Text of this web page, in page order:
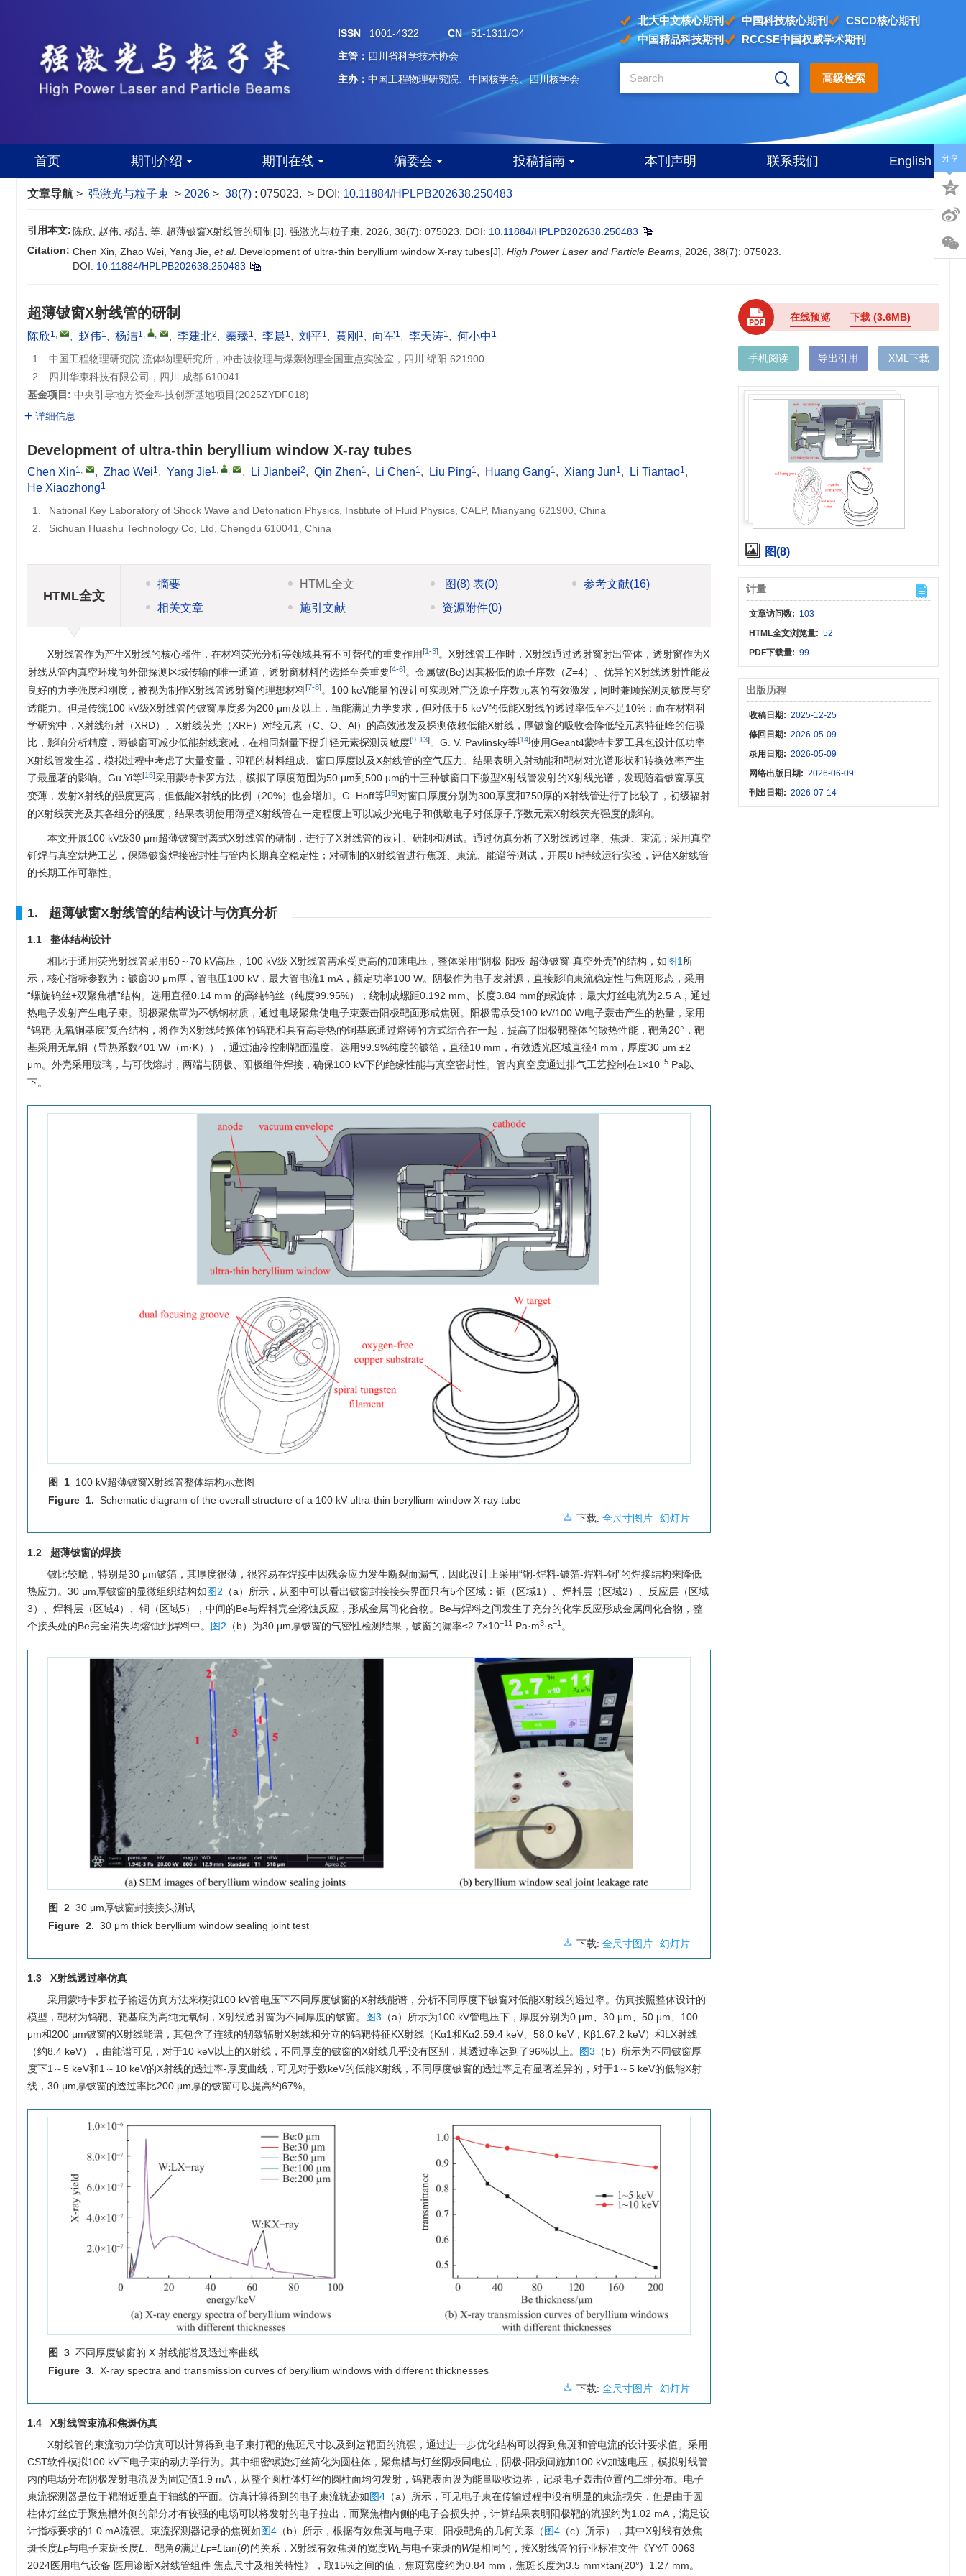
ISSN 1001-4322 CN51-1311/O4
主管： 四川省科学技术协会
主办：中国工程物理研究院、中国核学会、四川核学会
北大中文核心期刊 中国科技核心期刊
CSCD核心期刊
中国精品科技期刊
RCCSE中国权威学术期刊
高级检索
首页 期刊介绍 期刊在线 编委会 投稿指南 本刊声明 联系我们 English
文章导航 > 强激光与粒子束 > 2026 > 38(7) : 075023. > DOI: 10.11884/HPLPB202638.250483
引用本文: 陈欣, 赵伟, 杨洁, 等. 超薄铍窗X射线管的研制[J]. 强激光与粒子束, 2026, 38(7): 075023. DOI: 10.11884/HPLPB202638.250483
Citation: Chen Xin, Zhao Wei, Yang Jie, et al. Development of ultra-thin beryllium window X-ray tubes[J]. High Power Laser and Particle Beams , 2026, 38(7): 075023.
DOI: 10.11884/HPLPB202638.250483
超薄铍窗X射线管的研制
陈欣1, , 赵伟1, 杨洁1, , , 李建北2, 秦臻1, 李晨1, 刘平1, 黄刚 1, 向军1, 李天涛1, 何小中 1
1.
中国工程物理研究院 流体物理研究所，冲击波物理与爆轰物理全国重点实验室，四川 绵阳 621900
2.
四川华束科技有限公司，四川 成都 610041
基金项目: 中央引导地方资金科技创新基地项目(2025ZYDF018)
详细信息
Development of ultra-thin beryllium window X-ray tubes
Chen Xin1, , Zhao Wei1, Yang Jie1, , , Li Jianbei2, Qin Zhen1, Li Chen1, Liu Ping1, Huang Gang1, Xiang Jun1, Li Tiantao1,
He Xiaozhong1
1.
National Key Laboratory of Shock Wave and Detonation Physics, Institute of Fluid Physics, CAEP, Mianyang 621900, China
2.
Sichuan Huashu Technology Co, Ltd, Chengdu 610041, China
HTML全文
摘要 HTML全文 图 (8)表(0) 参考文献(16)
相关文章
施引文献 资源附件(0)
X射线管作为产生X射线的核心器件，在材料荧光分析等领域具有不可替代的重要作用[1-3]。X射线管工作时，X射线通过透射窗射出管体，透射窗作为X
射线从管内真空环境向外部探测区域传输的唯一通道，透射窗材料的选择至关重要[4-6]。金属铍(Be)因其极低的原子序数（Z=4）、优异的X射线透射性能及
良好的力学强度和刚度，被视为制作X射线管透射窗的理想材料[7-8]。100 keV能量的设计可实现对广泛原子序数元素的有效激发，同时兼顾探测灵敏度与穿
透能力。但是传统100 kV级X射线管的铍窗厚度多为200 μm及以上，虽能满足力学要求，但对低于5 keV的低能X射线的透过率低至不足10%；而在材料科
学研究中，X射线衍射（XRD）、X射线荧光（XRF）对轻元素（C、O、Al）的高效激发及探测依赖低能X射线，厚铍窗的吸收会降低轻元素特征峰的信噪
比，影响分析精度，薄铍窗可减少低能射线衰减，在相同剂量下提升轻元素探测灵敏度[9-13]。G. V. Pavlinsky等[14]使用Geant4蒙特卡罗工具包设计低功率
X射线管发生器，模拟过程中考虑了大量变量，即靶的材料组成、窗口厚度以及X射线管的空气压力。结果表明入射动能和靶材对光谱形状和转换效率产生
了最显著的影响。Gu Yi等[15]采用蒙特卡罗方法，模拟了厚度范围为50 μm到500 μm的十三种铍窗口下微型X射线管发射的X射线光谱，发现随着铍窗厚度
变薄，发射X射线的强度更高，但低能X射线的比例（20%）也会增加。G. Hoff等[16]对窗口厚度分别为300厚度和750厚的X射线管进行了比较了，初级辐射
的X射线荧光及其各组分的强度，结果表明使用薄壁X射线管在一定程度上可以减少光电子和俄歇电子对低原子序数元素X射线荧光强度的影响。
本文开展100 kV级30 μm超薄铍窗封离式X射线管的研制，进行了X射线管的设计、研制和测试。通过仿真分析了X射线透过率、焦斑、束流；采用真空
钎焊与真空烘烤工艺，保障铍窗焊接密封性与管内长期真空稳定性；对研制的X射线管进行焦斑、束流、能谱等测试，开展8 h持续运行实验，评估X射线管
的长期工作可靠性。
1. 超薄铍窗X射线管的结构设计与仿真分析
1.1 整体结构设计
相比于通用荧光射线管采用50～70 kV高压，100 kV级 X射线管需承受更高的加速电压，整体采用“阴极-阳极-超薄铍窗-真空外壳”的结构，如图1 所
示，核心指标参数为：铍窗30 μm厚，管电压100 kV，最大管电流1 mA，额定功率100 W。阴极作为电子发射源，直接影响束流稳定性与焦斑形态，采用
“螺旋钨丝+双聚焦槽”结构。选用直径0.14 mm 的高纯钨丝（纯度99.95%），绕制成螺距0.192 mm、长度3.84 mm的螺旋体，最大灯丝电流为2.5 A，通过
热电子发射产生电子束。阴极聚焦罩为不锈钢材质，通过电场聚焦使电子束轰击阳极靶面形成焦斑。阳极需承受100 kV/100 W电子轰击产生的热量，采用
“钨靶-无氧铜基底”复合结构，将作为X射线转换体的钨靶和具有高导热的铜基底通过熔铸的方式结合在一起，提高了阳极靶整体的散热性能，靶角20°，靶
基采用无氧铜（导热系数401 W/（m·K）），通过油冷控制靶面温度。选用99.9%纯度的铍箔，直径10 mm，有效透光区域直径4 mm，厚度30 μm ±2
μm。外壳采用玻璃，与可伐熔封，两端与阴极、阳极组件焊接，确保100 kV下的绝缘性能与真空密封性。管内真空度通过排气工艺控制在1×10−5 Pa以
下。
图 1 100 kV超薄铍窗X射线管整体结构示意图
Figure 1. Schematic diagram of the overall structure of a 100 kV ultra-thin beryllium window X-ray tube
下载: 全尺寸图片 幻灯片
1.2 超薄铍窗的焊接
铍比较脆，特别是30 μm铍箔，其厚度很薄，很容易在焊接中因残余应力发生断裂而漏气，因此设计上采用“铜-焊料-铍箔-焊料-铜”的焊接结构来降低
热应力。30 μm厚铍窗的显微组织结构如图2 （a）所示，从图中可以看出铍窗封接接头界面只有5个区域：铜（区域1）、焊料层（区域2）、反应层（区域
3）、焊料层（区域4）、铜（区域5），中间的Be与焊料完全溶蚀反应，形成金属间化合物。Be与焊料之间发生了充分的化学反应形成金属间化合物，整
个接头处的Be完全消失均熔蚀到焊料中。 图2 （b）为30 μm厚铍窗的气密性检测结果，铍窗的漏率≤2.7×10−11 Pa·m3·s−1 。
图 2 30 μm厚铍窗封接接头测试
Figure 2. 30 μm thick beryllium window sealing joint test
下载: 全尺寸图片 幻灯片
1.3 X射线透过率仿真
采用蒙特卡罗粒子输运仿真方法来模拟100 kV管电压下不同厚度铍窗的X射线能谱，分析不同厚度下铍窗对低能X射线的透过率。仿真按照整体设计的
模型，靶材为钨靶、靶基底为高纯无氧铜，X射线透射窗为不同厚度的铍窗。 图3 （a）所示为100 kV管电压下，厚度分别为0 μm、30 μm、50 μm、100
μm和200 μm铍窗的X射线能谱，其包含了连续的轫致辐射X射线和分立的钨靶特征KX射线（Kα1和Kα2:59.4 keV、58.0 keV，Kβ1:67.2 keV）和LX射线
（约8.4 keV），由能谱可见，对于10 keV以上的X射线，不同厚度的铍窗的X射线几乎没有区别，其透过率达到了96%以上。 图3 （b）所示为不同铍窗厚
度下1～5 keV和1～10 keV的X射线的透过率-厚度曲线，可见对于数keV的低能X射线，不同厚度铍窗的透过率是有显著差异的，对于1～5 keV的低能X射
线，30 μm厚铍窗的透过率比200 μm厚的铍窗可以提高约67%。
图 3 不同厚度铍窗的 X 射线能谱及透过率曲线
Figure 3. X-ray spectra and transmission curves of beryllium windows with different thicknesses
下载: 全尺寸图片 幻灯片
1.4 X射线管束流和焦斑仿真
X射线管的束流动力学仿真可以计算得到电子束打靶的焦斑尺寸以及到达靶面的流强，通过进一步优化结构可以得到焦斑和管电流的设计要求值。采用
CST软件模拟100 kV下电子束的动力学行为。其中细密螺旋灯丝简化为圆柱体，聚焦槽与灯丝阴极同电位，阴极-阳极间施加100 kV加速电压，模拟射线管
内的电场分布阴极发射电流设为固定值1.9 mA，从整个圆柱体灯丝的圆柱面均匀发射，钨靶表面设为能量吸收边界，记录电子轰击位置的二维分布。电子
束流探测器是位于靶附近垂直于轴线的平面。仿真计算得到的电子束流轨迹如图4 （a）所示，可见电子束在传输过程中没有明显的束流损失，但是由于圆
柱体灯丝位于聚焦槽外侧的部分才有较强的电场可以将发射的电子拉出，而聚焦槽内侧的电子会损失掉，计算结果表明阳极靶的流强约为1.02 mA，满足设
计指标要求的1.0 mA流强。束流探测器记录的焦斑如图4 （b）所示，根据有效焦斑与电子束、阳极靶角的几何关系（图4 （c）所示），其中X射线有效焦
斑长度L F与电子束斑长度L 、靶角θ满足L F=L tan(θ)的关系，X射线有效焦斑的宽度W 与电子束斑的W是相同的，按X射线管的行业标准文件《YY∕T 0063—
2024医用电气设备 医用诊断X射线管组件 焦点尺寸及相关特性》，取15%之间的值，焦斑宽度约为0.84 mm，焦斑长度为3.5 mm×tan(20°)=1.27 mm。
在线预览 下载(3.6MB)
手机阅读 导出引用 XML下载
图(8)
计量
文章访问数: 103
HTML全文浏览量: 52
PDF下载量: 99
出版历程
收稿日期: 2025-12-25
修回日期: 2026-05-09
录用日期: 2026-05-09
网络出版日期: 2026-06-09
刊出日期: 2026-07-14
分享